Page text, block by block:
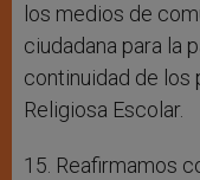
los medios de
ciudadana para la
continuidad de los
Religiosa Escolar.
15. Reafirmamos